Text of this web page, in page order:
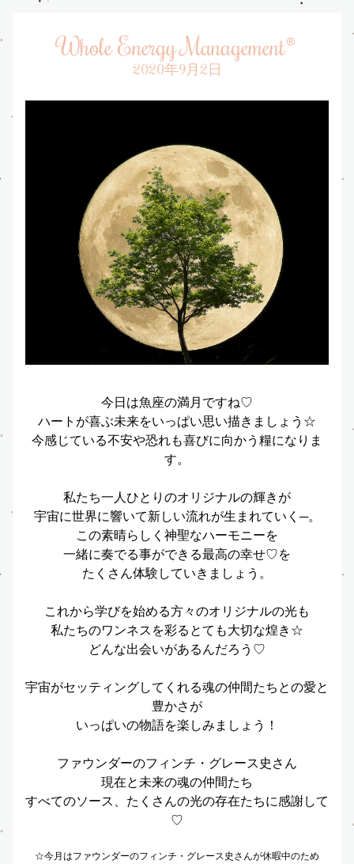
Whole Energy Management®️
2020年9月2日
今日は魚座の満月ですね♡
ハートが喜ぶ未来をいっぱい思い描きましょう☆
今感じている不安や恐れも喜びに向かう糧になりま
す。
私たち一人ひとりのオリジナルの輝きが
宇宙に世界に響いて新しい流れが生まれていく─。
この素晴らしく神聖なハーモニーを
一緒に奏でる事ができる最高の幸せ♡を
たくさん体験していきましょう。
これから学びを始める方々のオリジナルの光も
私たちのワンネスを彩るとても大切な煌き☆
どんな出会いがあるんだろう♡
宇宙がセッティングしてくれる魂の仲間たちとの愛と
豊かさが
いっぱいの物語を楽しみましょう！
ファウンダーのフィンチ・グレース史さん
現在と未来の魂の仲間たち
すべてのソース、たくさんの光の存在たちに感謝して
♡
☆今月はファウンダーのフィンチ・グレース史さんが休暇中のため